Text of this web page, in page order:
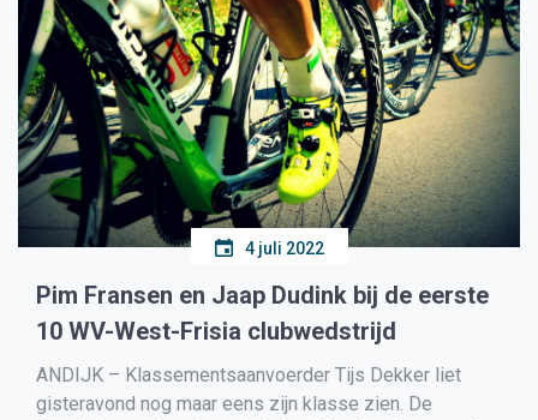
4 juli 2022
Pim Fransen en Jaap Dudink bij de eerste
10 WV-West-Frisia clubwedstrijd
ANDIJK – Klassementsaanvoerder Tijs Dekker liet
gisteravond nog maar eens zijn klasse zien. De